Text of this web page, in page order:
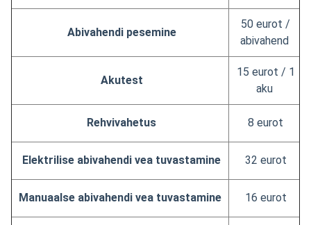
Abivahendi pesemine
50 eurot /
abivahend
Akutest
15 eurot / 1
aku
Rehvivahetus 8 eurot
Elektrilise abivahendi vea tuvastamine 32 eurot
Manuaalse abivahendi vea tuvastamine 16 eurot